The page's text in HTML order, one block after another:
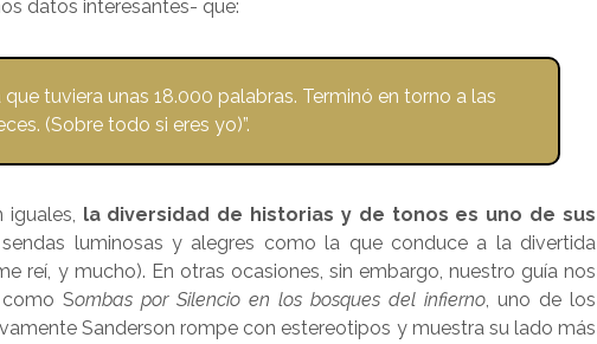
datos interesantes- que:
tuviera unas 18.000 palabras. Terminó en torno a las
(Sobre todo si eres yo)”.
iguales, la diversidad de historias y de tonos es uno de sus
luminosas y alegres como la que conduce a la divertida
reí, y mucho). En otras ocasiones, sin embargo, nuestro guía nos
Sombas por Silencio en los bosques del infierno, uno de los
Sanderson rompe con estereotipos y muestra su lado más